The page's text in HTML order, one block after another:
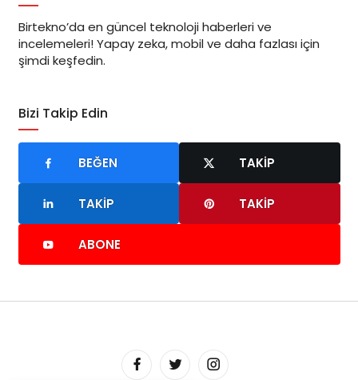
Birtekno’da en güncel teknoloji haberleri ve
incelemeleri! Yapay zeka, mobil ve daha fazlası için
şimdi keşfedin.
Bizi Takip Edin
BEĞEN TAKIP
TAKIP TAKIP
ABONE